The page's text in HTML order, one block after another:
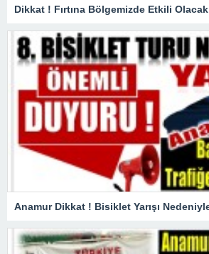
Dikkat ! Fırtına Bölgemizde Etkili Olacak